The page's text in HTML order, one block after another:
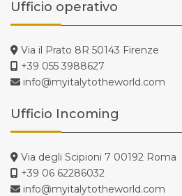
Ufficio operativo
Via il Prato 8R 50143 Firenze
+39 055 3988627
info@myitalytotheworld.com
Ufficio Incoming
Via degli Scipioni 7 00192 Roma
+39 06 62286032
info@myitalytotheworld.com